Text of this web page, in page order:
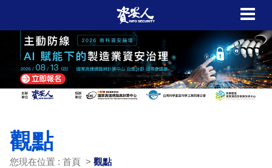
觀點
您現在位置 : 首頁 > 觀點